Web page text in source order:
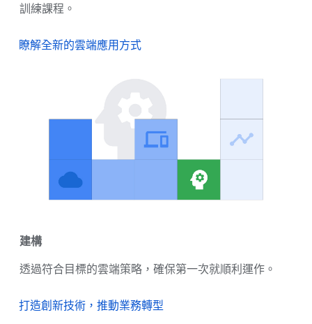
訓練課程。
瞭解全新的雲端應用方式
建構
透過符合目標的雲端策略，確保第一次就順利運作。
打造創新技術，推動業務轉型